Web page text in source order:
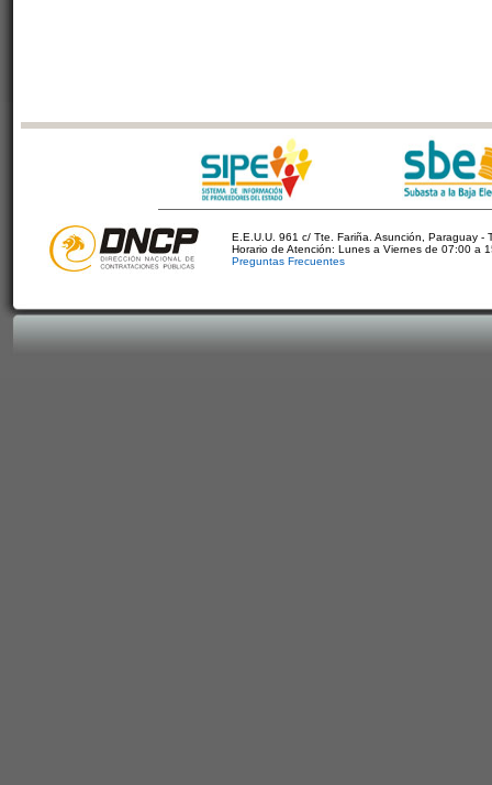
E.E.U.U. 961 c/ Tte. Fariña. Asunción, Paraguay -
Horario de Atención: Lunes a Viernes de 07:00 a
Preguntas Frecuentes